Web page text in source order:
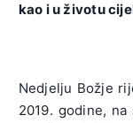
kao i u životu
Nedjelju Božje
2019. godine, na